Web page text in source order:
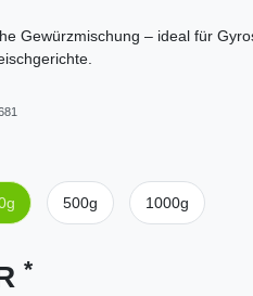
Gewürzmischung – ideal für
500g 1000g
*